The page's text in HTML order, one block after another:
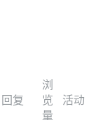
回复
浏
览
量
活动